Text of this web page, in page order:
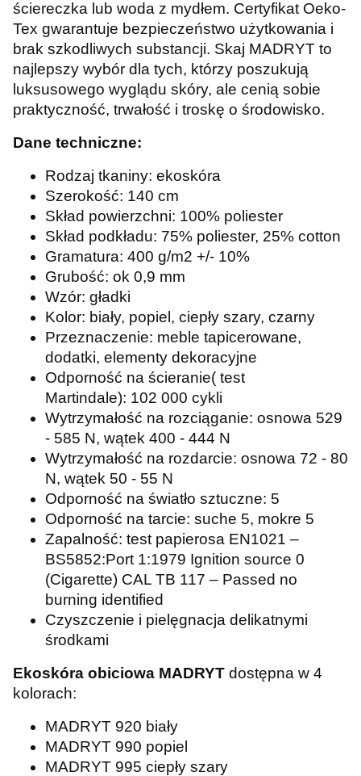
ściereczka lub woda z mydłem. Certyfikat Oeko-
Tex gwarantuje bezpieczeństwo użytkowania i
brak szkodliwych substancji. Skaj MADRYT to
najlepszy wybór dla tych, którzy poszukują
luksusowego wyglądu skóry, ale cenią sobie
praktyczność, trwałość i troskę o środowisko.
Dane techniczne:
Rodzaj tkaniny: ekoskóra
Szerokość: 140 cm
Skład powierzchni: 100% poliester
Skład podkładu: 75% poliester, 25% cotton
Gramatura: 400 g/m2 +/- 10%
Grubość: ok 0,9 mm
Wzór: gładki
Kolor: biały, popiel, ciepły szary, czarny
Przeznaczenie: meble tapicerowane,
dodatki, elementy dekoracyjne
Odporność na ścieranie( test
Martindale): 102 000 cykli
Wytrzymałość na rozciąganie: osnowa 529
- 585 N, wątek 400 - 444 N
Wytrzymałość na rozdarcie: osnowa 72 - 80
N, wątek 50 - 55 N
Odporność na światło sztuczne: 5
Odporność na tarcie: suche 5, mokre 5
Zapalność: test papierosa EN1021 –
BS5852:Port 1:1979 Ignition source 0
(Cigarette) CAL TB 117 – Passed no
burning identified
Czyszczenie i pielęgnacja delikatnymi
środkami
Ekoskóra obiciowa MADRYT dostępna w 4
kolorach:
MADRYT 920 biały
MADRYT 990 popiel
MADRYT 995 ciepły szary